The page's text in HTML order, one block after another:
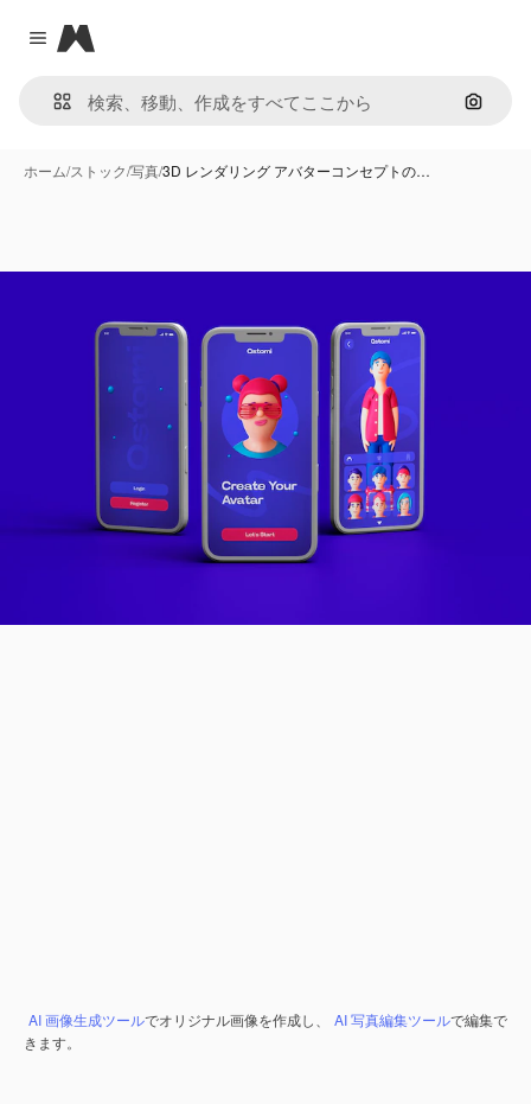
Close menu
Magnific
画像で
ホーム/ストック/写真/3D レンダリング アバターコンセプトの…
AI 画像生成ツールでオリジナル画像を作成し、 AI 写真編集ツールで編集で
きます。